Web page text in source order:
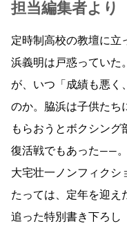
担当編集者より
定時制高校の教壇に立
浜義明は戸惑っていた
が、いつ「成績も悪く
のか。脇浜は子供たち
もらおうとボクシン
復活戦でもあった――
大宅壮一ノンフィクシ
たっては、定年を迎え
追った特別書き下ろし